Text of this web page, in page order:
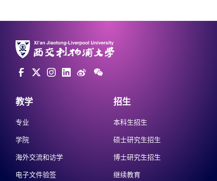
教学
专业
学院
海外交流和访学
电子文件验签
招生
本科生招生
硕士研究生招生
博士研究生招生
继续教育